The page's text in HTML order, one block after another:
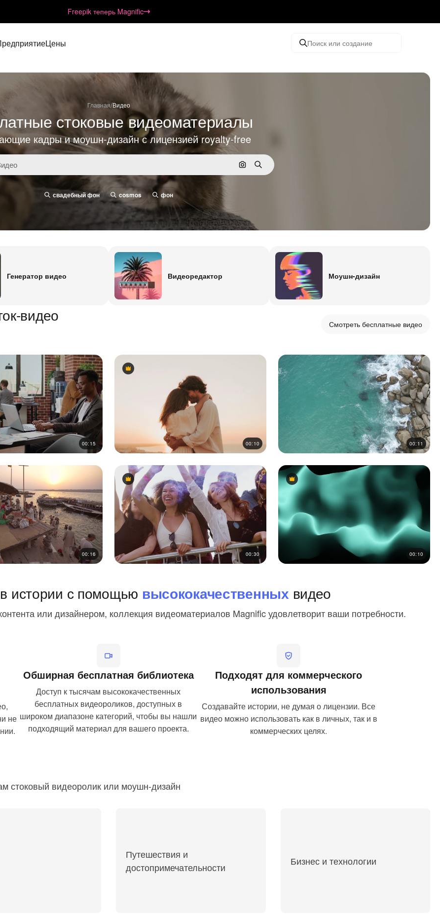
Freepik теперь Magnific
Цены Поиск или создание
Главная/Видео
стоковые видеоматериалы
кадры и моушн-дизайн с лицензией royalty-free
Поиск по изображению
Поиск
свадебный фон cosmos фон
Генератор видео Видеоредактор Моушн-дизайн
видео
00:15 00:10
Premium
Premium
00:11
00:16 00:30
Premium
Premium
00:10
Premium
Premium
Смотреть бесплатные видео
истории с помощью высококачественных видео
или дизайнером, коллекция видеоматериалов Magnific удовлетворит ваши потребности.
не
Обширная бесплатная библиотека
Доступ к тысячам высококачественных
бесплатных видеороликов, доступных в
широком диапазоне категорий, чтобы вы нашли
подходящий материал для вашего проекта.
Подходят для коммерческого
использования
Создавайте истории, не думая о лицензии. Все
видео можно использовать как в личных, так и в
коммерческих целях.
стоковый видеоролик или моушн-дизайн
Путешествия и
достопримечательности
Бизнес и технологии